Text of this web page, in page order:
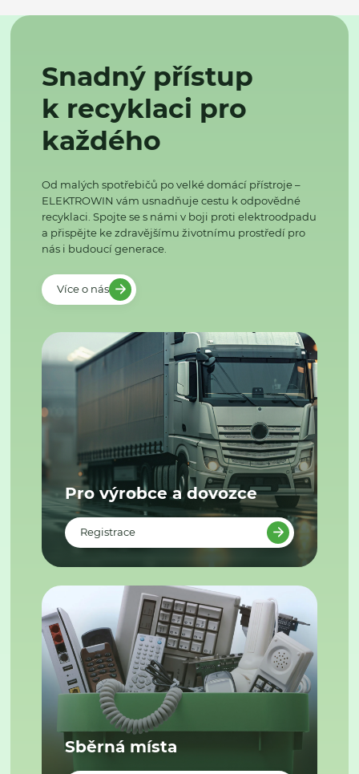
Snadný přístup
k recyklaci pro
každého
Od malých spotřebičů po velké domácí přístroje –
ELEKTROWIN vám usnadňuje cestu k odpovědné
recyklaci. Spojte se s námi v boji proti elektroodpadu
a přispějte ke zdravějšímu životnímu prostředí pro
nás i budoucí generace.
Více o nás
Pro výrobce a dovozce
Registrace
Sběrná místa